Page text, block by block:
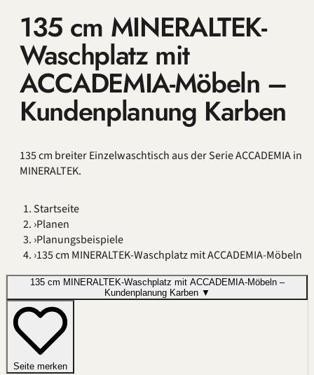
135 cm MINERALTEK-
Waschplatz mit
ACCADEMIA-Möbeln –
Kundenplanung Karben
135 cm breiter Einzelwaschtisch aus der Serie ACCADEMIA in
MINERALTEK.
Startseite
›Planen
›Planungsbeispiele
›135 cm MINERALTEK-Waschplatz mit ACCADEMIA-Möbeln
135 cm MINERALTEK-Waschplatz mit ACCADEMIA-Möbeln –
Kundenplanung Karben ▼
Seite merken